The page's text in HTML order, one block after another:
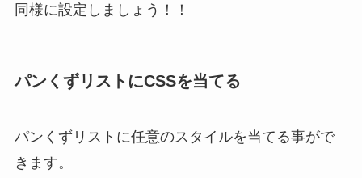
同様に設定しましょう！！
パンくずリストにCSSを当てる
パンくずリストに任意のスタイルを当てる事がで
きます。